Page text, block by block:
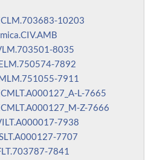
10203
8035
7892
7911
L-7665
Z-7666
7938
7707
7841